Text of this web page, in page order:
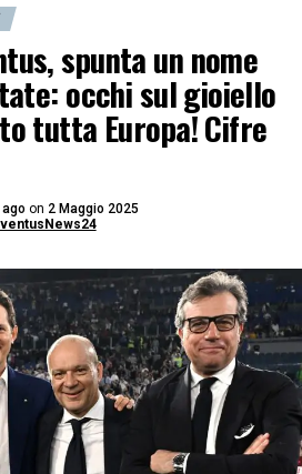
spunta un nome
occhi sul gioiello
tutta Europa! Cifre
on 2 Maggio 2025